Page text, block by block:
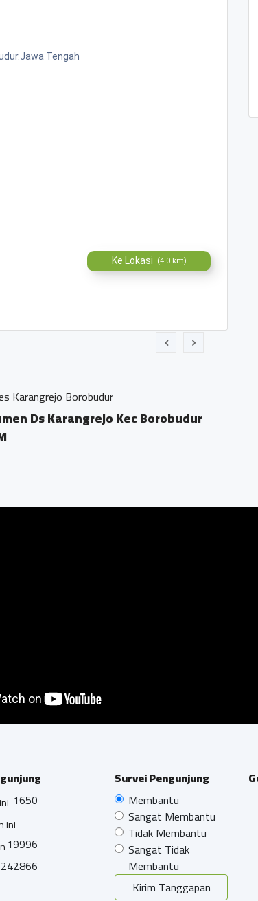
Tengah
Ke Lokasi (4.0 km)
1650
ini
19996
242866
Survei Pengunjung
Membantu
Sangat Membantu
Tidak Membantu
Sangat Tidak
Membantu
Kirim Tanggapan